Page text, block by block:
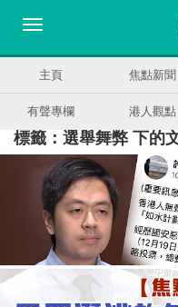
主頁 焦點新聞
有聲專欄 港人觀點
標籤：選舉舞弊 下的